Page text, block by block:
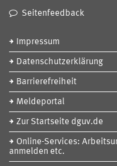
Seitenfeedback
Impressum
Datenschutzerklärung
Barrierefreiheit
Meldeportal
Zur Startseite dguv.de
Online-Services:
anmelden etc.